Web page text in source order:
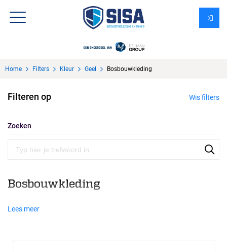
Over Sisa
KMS
Uitzendbureau?
Home Filters Kleur Geel Bosbouwkleding
Filteren op Wis filters
Zoeken
Bosbouwkleding
Lees meer